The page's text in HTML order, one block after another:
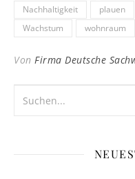
Nachhaltigkeit
plauen
Wachstum
wohnraum
Von Firma Deutsche